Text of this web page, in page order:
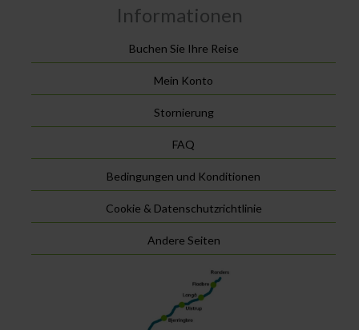
Informationen
Buchen Sie Ihre Reise
Mein Konto
Stornierung
FAQ
Bedingungen und Konditionen
Cookie & Datenschutzrichtlinie
Andere Seiten